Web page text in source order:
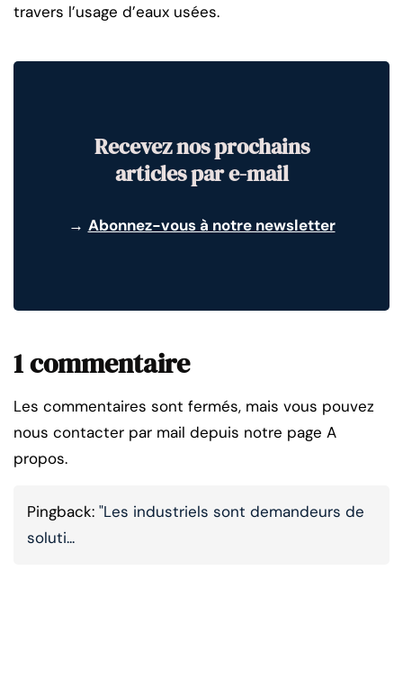
travers l’usage d’eaux usées.
Recevez nos prochains
articles par e-mail
→ Abonnez-vous à notre newsletter
1 commentaire
Les commentaires sont fermés, mais vous pouvez
nous contacter par mail depuis notre page A
propos.
Pingback: "Les industriels sont demandeurs de
soluti...